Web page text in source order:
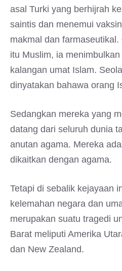
asal Turki yang berhijrah
saintis dan menemui
makmal dan
itu Muslim, ia
kalangan umat Islam.
dinyatakan bahawa orang
Sedangkan mereka yang
datang dari seluruh dunia
anutan agama. Mereka
dikaitkan dengan agama.
Tetapi di sebalik kejayaan
kelemahan negara dan
merupakan suatu tragedi
Barat meliputi Amerika
dan New Zealand.